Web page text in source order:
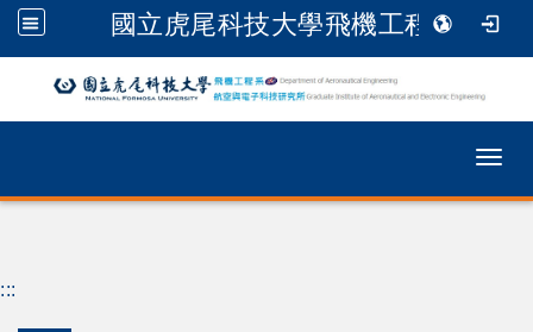
國立虎尾科技大學飛機工程系
跳到主要內容
:::